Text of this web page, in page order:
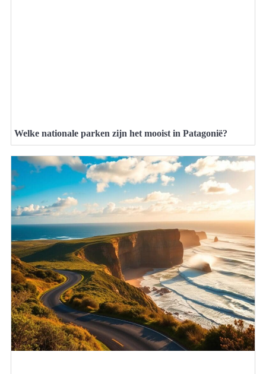
Welke nationale parken zijn het mooist in Patagonië?